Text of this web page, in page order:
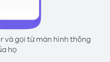
và gọi từ màn hình thông
họ